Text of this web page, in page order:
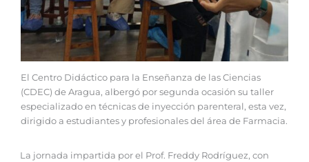
El Centro Didáctico para la Enseñanza de las Ciencias
(CDEC) de Aragua, albergó por segunda ocasión su taller
especializado en técnicas de inyección parenteral, esta vez,
dirigido a estudiantes y profesionales del área de Farmacia.
La jornada impartida por el Prof. Freddy Rodríguez, con